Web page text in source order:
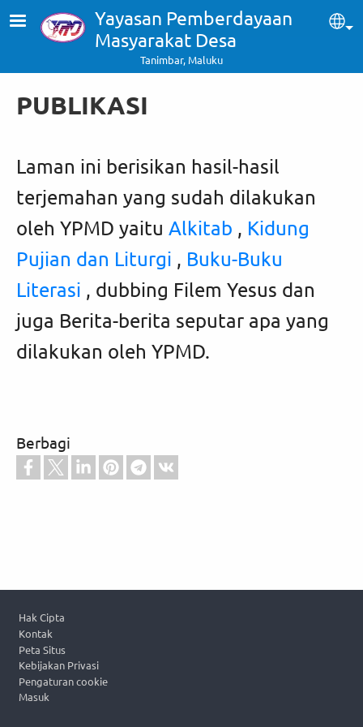
Skip to main contentYayasan Pemberdayaan
Masyarakat Desa
Tanimbar, Maluku
PUBLIKASI
Laman ini berisikan hasil-hasil
terjemahan yang sudah dilakukan
oleh YPMD yaitu Alkitab , Kidung
Pujian dan Liturgi , Buku-Buku
Literasi , dubbing Filem Yesus dan
juga Berita-berita seputar apa yang
dilakukan oleh YPMD.
Berbagi
Hak Cipta
Kontak
Peta Situs
Kebijakan Privasi
Pengaturan cookie
Masuk